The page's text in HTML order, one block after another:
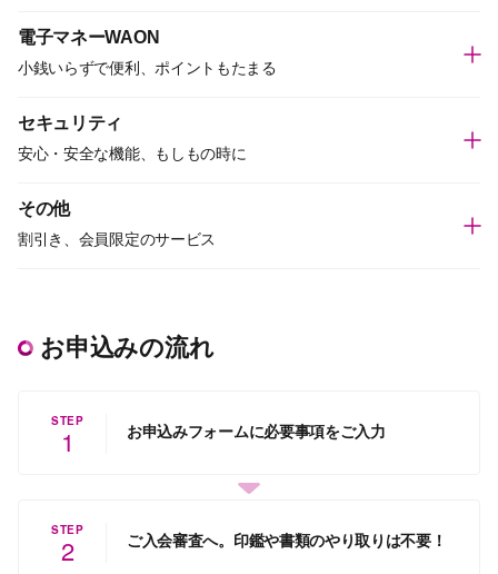
電子マネーWAON
小銭いらずで便利、ポイントもたまる
セキュリティ
安心・安全な機能、もしもの時に
その他
割引き、会員限定のサービス
お申込みの流れ
STEP
1 お申込みフォームに必要事項をご入力
STEP
2 ご入会審査へ。印鑑や書類のやり取りは不要！